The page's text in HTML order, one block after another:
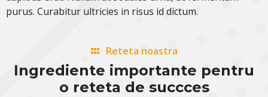
purus. Curabitur ultricies in risus id dictum.
Reteta noastra
Ingrediente importante pentru
o reteta de succces